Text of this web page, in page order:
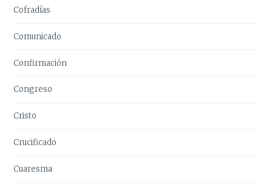
Cofradías
Comunicado
Confirmación
Congreso
Cristo
Crucificado
Cuaresma